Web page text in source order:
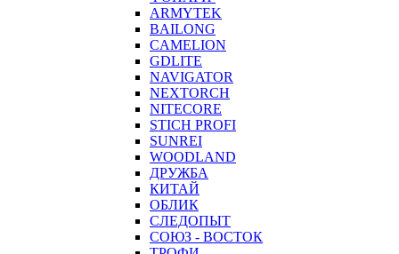
ARMYTEK
BAILONG
CAMELION
GDLITE
NAVIGATOR
NEXTORCH
NITECORE
STICH PROFI
SUNREI
WOODLAND
ДРУЖБА
КИТАЙ
ОБЛИК
СЛЕДОПЫТ
СОЮЗ - ВОСТОК